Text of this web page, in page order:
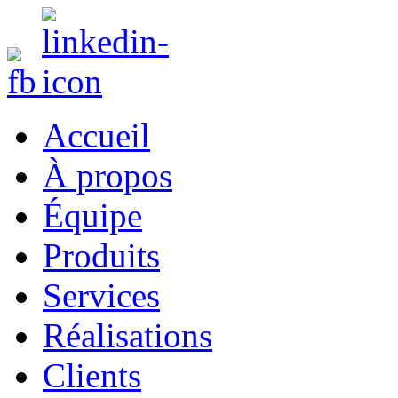
Accueil
À propos
Équipe
Produits
Services
Réalisations
Clients